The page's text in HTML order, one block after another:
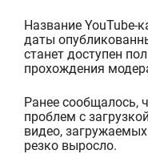
Название YouTube-
даты
станет доступен
прохождения
Ранее сообщалось,
проблем с
видео,
резко выросло.